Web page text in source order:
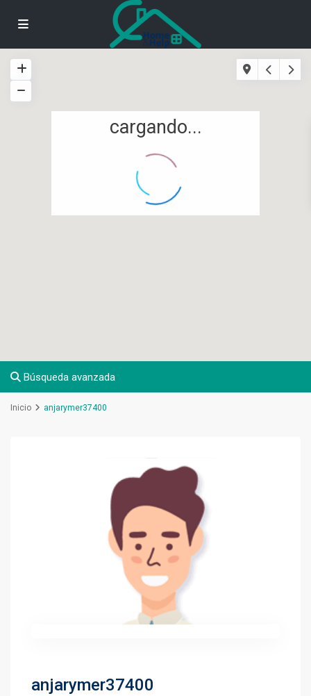
cargando...
Búsqueda avanzada
Inicio anjarymer37400
anjarymer37400